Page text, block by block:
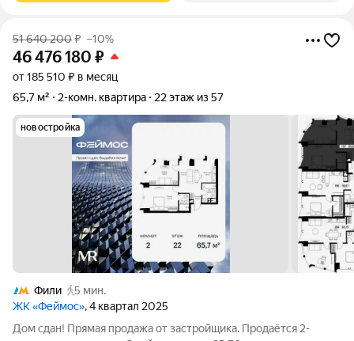
51 640 200₽ –10%
46 476 180 ₽
от 185 510 ₽ в месяц
65,7 м²
2-комн. квартира 22 этаж из 57
новостройка
Фили
5 мин.
ЖК «Феймос», 4 квартал 2025
Дом сдан! Прямая продажа от застройщика. Продаётся 2-